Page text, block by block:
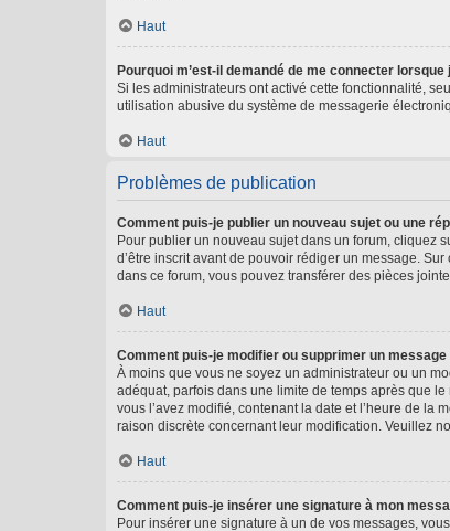
Haut
Pourquoi m’est-il demandé de me connecter
Si les administrateurs ont activé cette fonctionnalité,
utilisation abusive du système de messagerie
Haut
Problèmes de publication
Comment puis-je publier un nouveau sujet ou une
Pour publier un nouveau sujet dans un forum, cliquez
d’être inscrit avant de pouvoir rédiger un message.
dans ce forum, vous pouvez transférer des pièces
Haut
Comment puis-je modifier ou supprimer un message
À moins que vous ne soyez un administrateur ou un
adéquat, parfois dans une limite de temps après que
vous l’avez modifié, contenant la date et l’heure de la
raison discrète concernant leur modification. Veuillez
Haut
Comment puis-je insérer une signature à mon
Pour insérer une signature à un de vos messages,